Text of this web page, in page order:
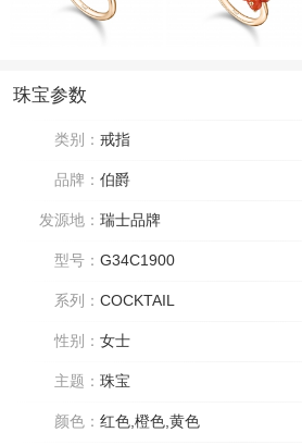
珠宝参数
类别： 戒指
品牌： 伯爵
发源地： 瑞士品牌
型号： G34C1900
系列： COCKTAIL
性别： 女士
主题： 珠宝
颜色： 红色,橙色,黄色